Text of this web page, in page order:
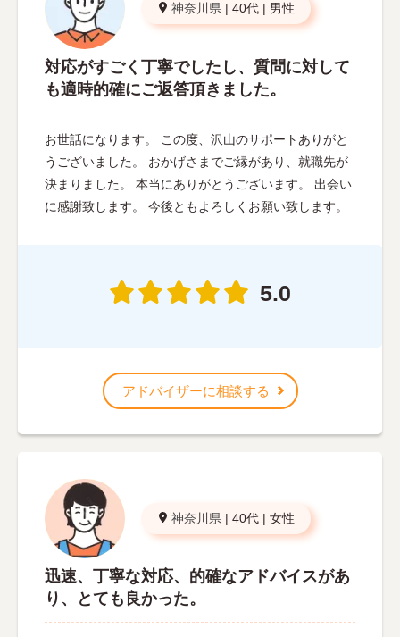
神奈川県 | 40代 | 男性
対応がすごく丁寧でしたし、質問に対して
も適時的確にご返答頂きました。
お世話になります。 この度、沢山のサポートありがと
うございました。 おかげさまでご縁があり、就職先が
決まりました。 本当にありがとうございます。 出会い
に感謝致します。 今後ともよろしくお願い致します。
5.0
アドバイザーに相談する
神奈川県 | 40代 | 女性
迅速、丁寧な対応、的確なアドバイスがあ
り、とても良かった。